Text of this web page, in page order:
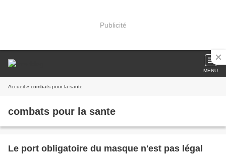
Publicité
MENU
Accueil » combats pour la sante
combats pour la sante
Le port obligatoire du masque n'est pas légal